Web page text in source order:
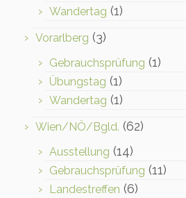
Wandertag (1)
Vorarlberg (3)
Gebrauchsprüfung (1)
Übungstag (1)
Wandertag (1)
Wien/NÖ/Bgld. (62)
Ausstellung (14)
Gebrauchsprüfung (11)
Landestreffen (6)